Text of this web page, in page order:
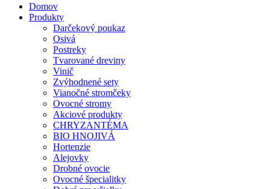
Domov
Produkty
Darčekový poukaz
Osivá
Postreky
Tvarované dreviny
Vinič
Zvýhodnené sety
Vianočné stromčeky
Ovocné stromy
Akciové produkty
CHRYZANTÉMA
BIO HNOJIVÁ
Hortenzie
Alejovky
Drobné ovocie
Ovocné špecialitky